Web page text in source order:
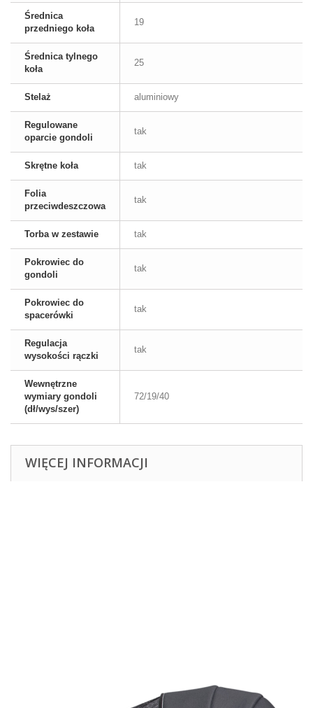
Średnica
przedniego koła
19
Średnica tylnego
koła
25
Stelaż aluminiowy
Regulowane
oparcie gondoli
tak
Skrętne koła tak
Folia
przeciwdeszczowa
tak
Torba w zestawie tak
Pokrowiec do
gondoli
tak
Pokrowiec do
spacerówki
tak
Regulacja
wysokości rączki
tak
Wewnętrzne
wymiary gondoli
(dł/wys/szer)
72/19/40
WIĘCEJ INFORMACJI